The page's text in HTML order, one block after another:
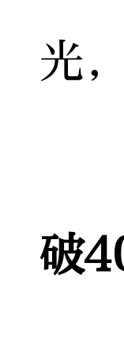
光
破